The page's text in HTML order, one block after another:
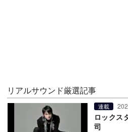
リアルサウンド厳選記事
連載
ロックス
司